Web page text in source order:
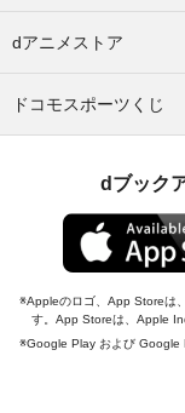
dアニメストア
ドコモスポーツくじ
dブック
Appleのロゴ、App Storeは
す。App Storeは、Apple
Google Play および Google